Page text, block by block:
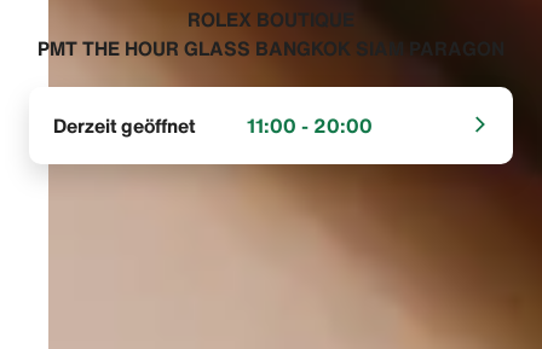
‭ROLEX BOUTIQUE
PMT THE HOUR GLASS BANGKOK SIAM PARAGON‬
Derzeit geöffnet 11:00 - 20:00